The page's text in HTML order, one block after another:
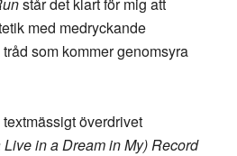
med medryckande
som kommer genomsyra
överdrivet
Live in a Dream in My) Record